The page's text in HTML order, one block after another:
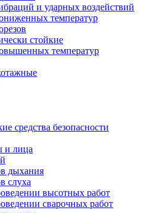
и ударных воздействий
температур
стойкие
температур
средства безопасности
и лица
дыхания
слуха
высотных работ
сварочных работ